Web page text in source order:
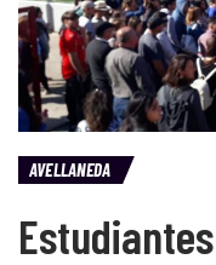
AVELLANEDA